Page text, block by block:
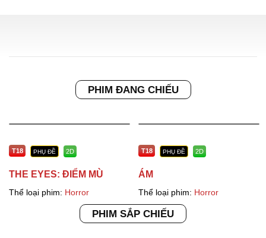
PHIM ĐANG CHIẾU
T18 PHỤ ĐỀ 2D
THE EYES: ĐIỂM MÙ
Thể loại phim:Horror
T18 PHỤ ĐỀ 2D
ÁM
Thể loại phim:Horror
PHIM SẮP CHIẾU